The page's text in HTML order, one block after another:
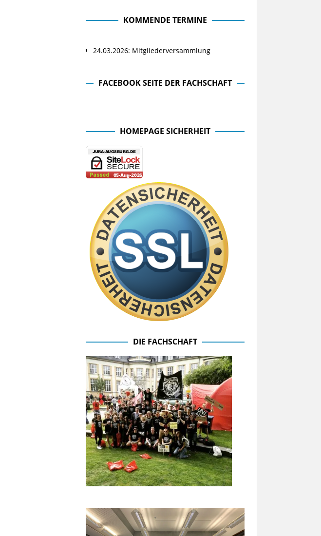
KOMMENDE TERMINE
24.03.2026: Mitgliederversammlung
FACEBOOK SEITE DER FACHSCHAFT
HOMEPAGE SICHERHEIT
DIE FACHSCHAFT